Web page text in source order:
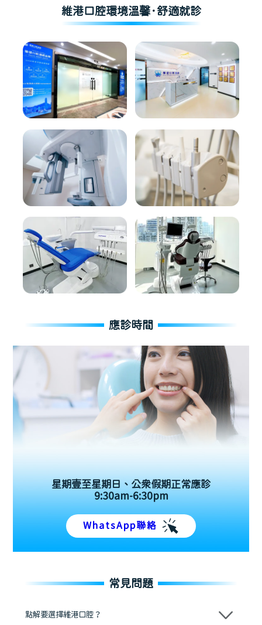
維港口腔環境溫馨·舒適就診
應診時間
星期壹至星期日、公眾假期正常應診
9:30am-6:30pm
WhatsApp聯絡
常見問題
點解要選擇維港口腔？